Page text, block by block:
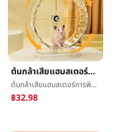
ต้นกล้าเสียแฮมสเตอร์การพิมพ์Muteวิ่งรอบวัตคินส์แบกวงดนตรียืนæ»รอบวงดนตรีการเคลื่อนไหวของเล่นเสียç©วิ่งæ­¥บทความG
ต้นกล้าเสียแฮมสเตอร์การพิมพ์Muteวิ่งรอบวัตคินส์แบกวงดนตรียืนæ»รอบวงดนตรีการเคลื่อนไหวของเล่นเสียç©วิ่งæ­¥บทความG
฿32.98